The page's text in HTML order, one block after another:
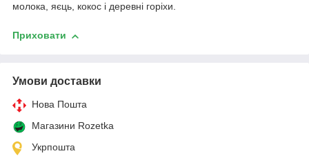
молока, яєць, кокос і деревні горіхи.
Приховати
Умови доставки
Нова Пошта
Магазини Rozetka
Укрпошта